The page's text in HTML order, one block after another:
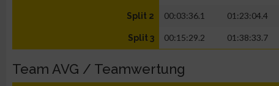
Split 2 00:03:36.1 01:23:04.4
Split 3 00:15:29.2 01:38:33.7
Team AVG / Teamwertung